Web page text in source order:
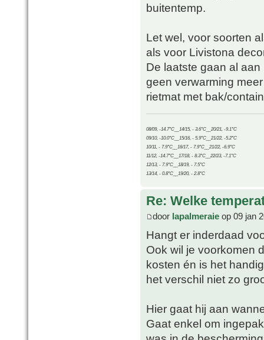
buitentemp.
Let wel, voor soorten
als voor Livistona
De laatste gaan al
geen verwarming
rietmat met bak/
08/09, -14.7°C__14/15, - 3.6°C__20/21, -9.1°C
09/10, -10.0°C__15/16, - 5.9°C__21/22, -5.2°C
10/11, - 7.9°C__16/17, - 7.9°C__21/22, -6.9°C
11/12, -14.7°C__17/18, - 8.3°C__22/23, -7.1°C
12/13, - 7.9°C__18/19, - 7.5°C
13/14, - 0.8°C__19/20, - 2.8°C
Re: Welke
door lapalmeraie op 09 jan
Hangt er inderdaad
Ook wil je voorkomen
kosten én is het
het verschil niet zo
Hier gaat hij aan
Gaat enkel om